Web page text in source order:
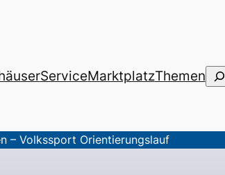
ServiceMarktplatzThemen
– Volkssport Orientierungslauf